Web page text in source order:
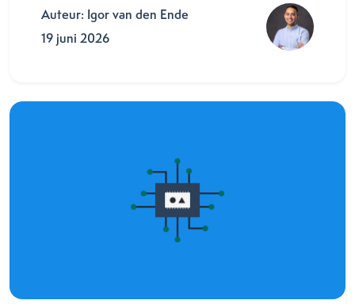
Auteur: Igor van den Ende
19 juni 2026